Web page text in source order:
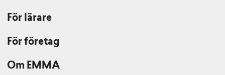
För lärare
För företag
Om EMMA